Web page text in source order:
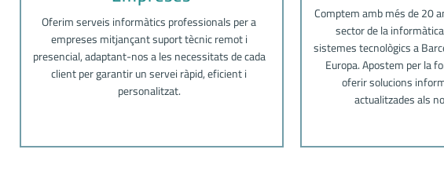
Oferim serveis informàtics professionals per a
empreses mitjançant suport tècnic remot i
presencial, adaptant-nos a les necessitats de cada
client per garantir un servei ràpid, eficient i
personalitzat.
Comptem amb més de 20
sector de la
sistemes tecnològics a
Europa. Apostem per la
oferir solucions
actualitzades als